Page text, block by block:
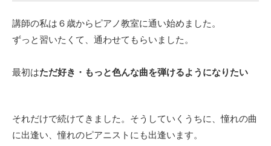
講師の私は６歳からピアノ教室に通い始めました。
ずっと習いたくて、通わせてもらいました。
最初はただ好き・もっと色んな曲を弾けるようになりたい
それだけで続けてきました。そうしていくうちに、憧れの曲
に出逢い、憧れのピアニストにも出逢います。